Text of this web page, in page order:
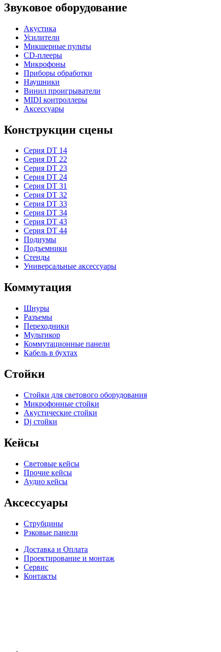
Звуковое оборудование
Акустика
Усилители
Микшерные пульты
CD-плееры
Микрофоны
Приборы обработки
Наушники
Винил проигрыватели
MIDI контроллеры
Аксессуары
Конструкции сцены
Серия DT 14
Серия DT 22
Серия DT 23
Серия DT 24
Серия DT 31
Серия DT 32
Серия DT 33
Серия DT 34
Серия DT 43
Серия DT 44
Подиумы
Подъемники
Стенды
Универсальные аксессуары
Коммутация
Шнуры
Разъемы
Переходники
Мультикор
Коммутационные панели
Кабель в бухтах
Стойки
Стойки для светового оборудования
Микрофонные стойки
Акустические стойки
Dj стойки
Кейсы
Световые кейсы
Прочие кейсы
Аудио кейсы
Аксессуары
Струбцины
Рэковые панели
Доставка и Оплата
Проектирование и монтаж
Сервис
Контакты